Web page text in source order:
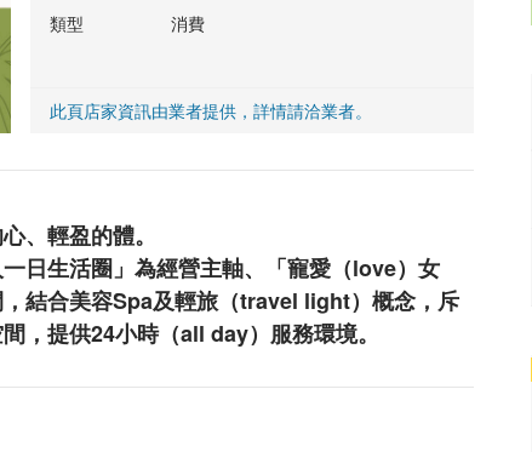
類型
消費
此頁店家資訊由業者提供，詳情請洽業者。
、輕盈的體。
日生活圈」為經營主軸、「寵愛（love）女
結合美容Spa及輕旅（travel light）概念，斥
，提供24小時（all day）服務環境。